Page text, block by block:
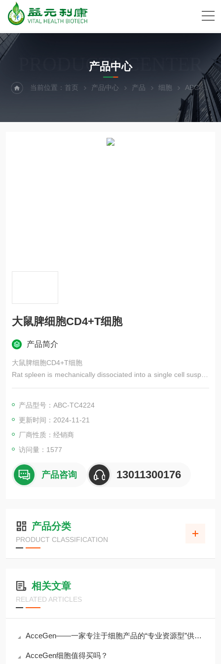
PRODUCTS CENTER
产品中心
当前位置：首页 产品中心 产品 细胞 ABC-TC4224大鼠脾细胞CD4+T细胞
大鼠脾细胞CD4+T细胞
产品简介
大鼠脾细胞CD4+T细胞
Rat spleen is mechanically dissociated into a single cell suspen
sion.
产品型号：ABC-TC4224
更新时间：2024-11-21
厂商性质：经销商
访问量：1577
产品咨询 13011300176
产品分类
PRODUCT CLASSIFICATION
相关文章
RELATED ARTICLES
AcceGen——一家专注于细胞产品的“专业资源型”供应商
AcceGen细胞值得买吗？